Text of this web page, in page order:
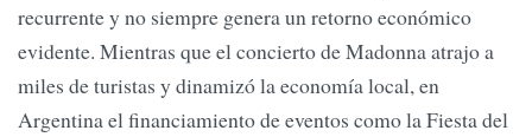
recurrente y no siempre genera un retorno económico
evidente. Mientras que el concierto de Madonna atrajo a
miles de turistas y dinamizó la economía local, en
Argentina el financiamiento de eventos como la Fiesta del